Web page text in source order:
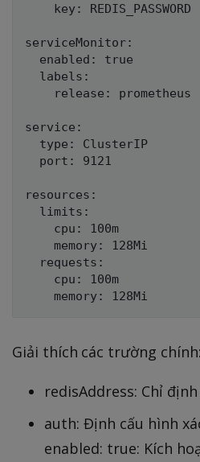
    key: REDIS_PASSWORD
serviceMonitor:
  enabled: true
  labels:
    release: prometheus
service:
  type: ClusterIP
  port: 9121
resources:
  limits:
    cpu: 100m
    memory: 128Mi
  requests:
    cpu: 100m
Giải thích các trường chính:
redisAddress: Chỉ
auth: Định cấu hình
enabled: true: Kích